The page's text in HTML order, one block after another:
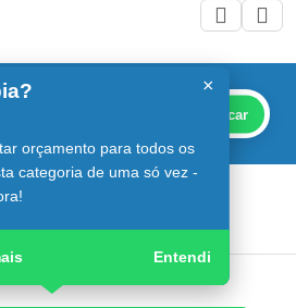
Buscar
em Sorocaba
Guia Digital Asfaltos
×
orçamento para todos os
categoria de uma só vez -
Entendi